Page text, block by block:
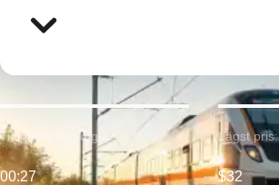
Tidigaste avgång:
00:27
Lägst pris:
$32